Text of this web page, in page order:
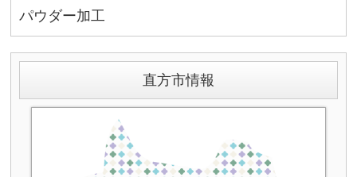
パウダー加工
直方市情報